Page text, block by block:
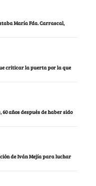
María Fda. Carrascal,
criticar la puerta por la que
años después de haber sido
de Iván Mejía para luchar